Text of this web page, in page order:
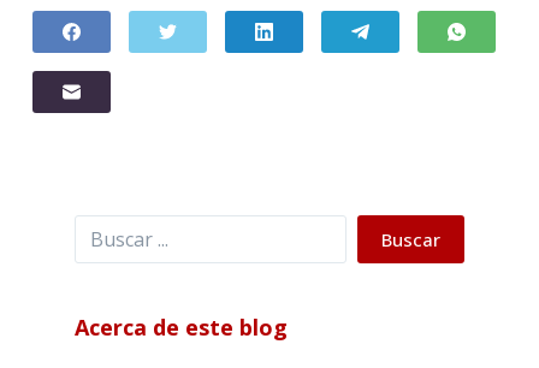
Buscar Buscar
Acerca de este blog